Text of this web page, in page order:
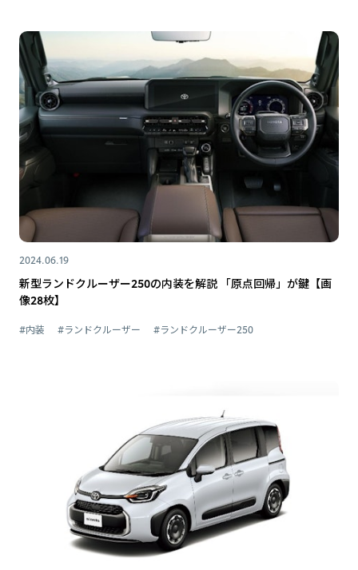
2024.06.19
新型ランドクルーザー250の内装を解説 「原点回帰」が鍵【画
像28枚】
#内装 #ランドクルーザー #ランドクルーザー250